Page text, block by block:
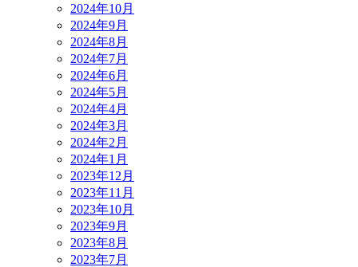
2024年10月
2024年9月
2024年8月
2024年7月
2024年6月
2024年5月
2024年4月
2024年3月
2024年2月
2024年1月
2023年12月
2023年11月
2023年10月
2023年9月
2023年8月
2023年7月